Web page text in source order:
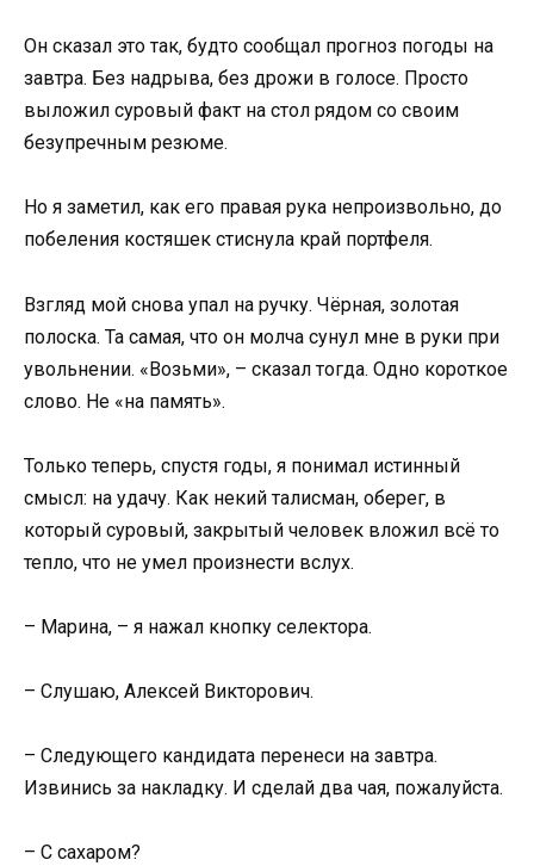
Он сказал это так, будто сообщал прогноз погоды на
завтра. Без надрыва, без дрожи в голосе. Просто
выложил суровый факт на стол рядом со своим
безупречным резюме.
Но я заметил, как его правая рука непроизвольно, до
побеления костяшек стиснула край портфеля.
Взгляд мой снова упал на ручку. Чёрная, золотая
полоска. Та самая, что он молча сунул мне в руки при
увольнении. «Возьми», – сказал тогда. Одно короткое
слово. Не «на память».
Только теперь, спустя годы, я понимал истинный
смысл: на удачу. Как некий талисман, оберег, в
который суровый, закрытый человек вложил всё то
тепло, что не умел произнести вслух.
– Марина, – я нажал кнопку селектора.
– Слушаю, Алексей Викторович.
– Следующего кандидата перенеси на завтра.
Извинись за накладку. И сделай два чая, пожалуйста.
– С сахаром?